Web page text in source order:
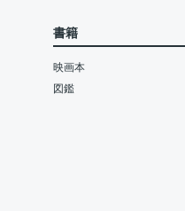
書籍
映画本
図鑑